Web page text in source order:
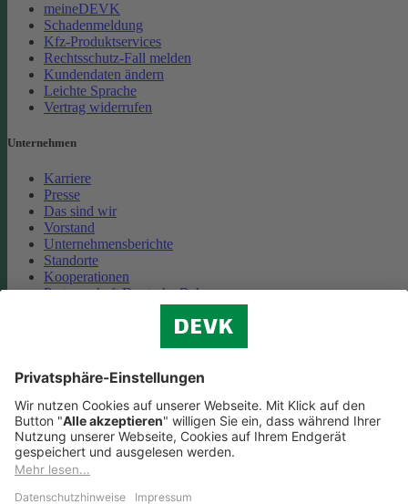
meineDEVK
Schadenmeldung
Kfz-Produktservices
Rechtsschutz-Fall melden
Kundendaten ändern
Leichte Sprache
Vertrag widerrufen
Unternehmen
Karriere
Presse
Das sind wir
Vorstand
Unternehmensberichte
Standorte
Kooperationen
Partnerschaft Deutsche Bahn
Cookie-Einstellungen
Datenschutz
Impressum
Streitbeilegung